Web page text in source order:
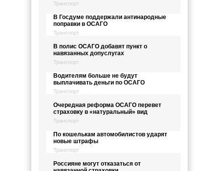
Транспорт
В Госдуме поддержали антинародные
поправки в ОСАГО
Транспорт
В полис ОСАГО добавят пункт о
навязанных допуслугах
Транспорт
Водителям больше не будут
выплачивать деньги по ОСАГО
Транспорт
Очередная реформа ОСАГО перевет
страховку в «натуральный» вид
Транспорт
По кошелькам автомобилистов ударят
новые штрафы
Транспорт
Россияне могут отказаться от